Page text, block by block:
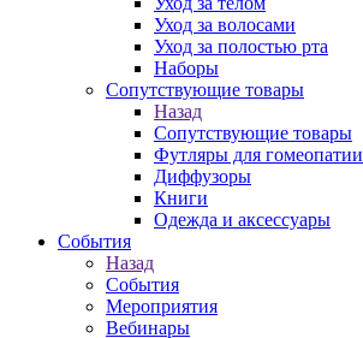
Уход за волосами
Уход за полостью рта
Наборы
Сопутствующие товары
Назад
Сопутствующие товары
Футляры для гомеопатии
Диффузоры
Книги
Одежда и аксессуары
События
Назад
События
Мероприятия
Вебинары